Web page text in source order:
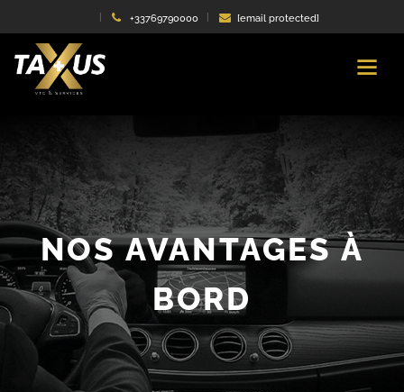
+33769790000 [email protected]
NOS AVANTAGES À
BORD